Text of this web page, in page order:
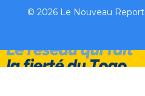
© 2026 Le Nouveau